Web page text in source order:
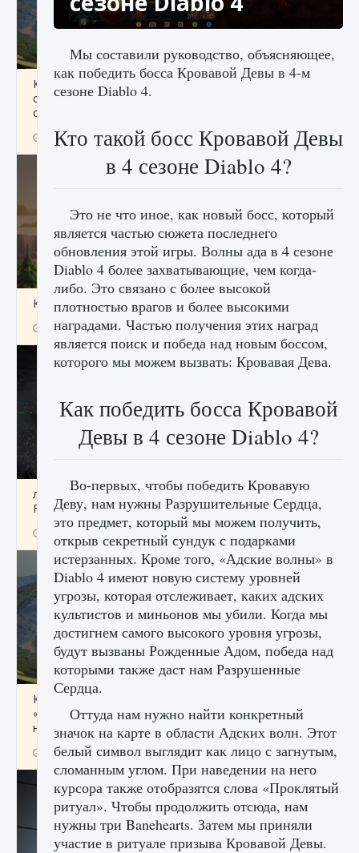
Как исправить ошибку Palworld «Идет
сохранение мира — Невозможно начать
сохранение данных мира»
9 августа 2024 2 511 0 0
Как заработать медали лиги Clash of Clans
9 августа 2024 2 599 0 1
лицензии, лиги, команды и стадионы в EA
FC 25
9 августа 2024
Как исправить ошибку Palworld EPalworld
«Идет сохранение мира — Невозможно
начать сохранение данных мира»
9 августа 2024 2 711 0 0
Мы составили руководство, объясняющее,
как победить босса Кровавой Девы в 4-м
сезоне Diablo 4.
Кто такой босс Кровавой Девы
в 4 сезоне Diablo 4?
Это не что иное, как новый босс, который
является частью сюжета последнего
обновления этой игры. Волны ада в 4 сезоне
Diablo 4 более захватывающие, чем когда-
либо. Это связано с более высокой
плотностью врагов и более высокими
наградами. Частью получения этих наград
является поиск и победа над новым боссом,
которого мы можем вызвать: Кровавая Дева.
Как победить босса Кровавой
Девы в 4 сезоне Diablo 4?
Во-первых, чтобы победить Кровавую
Деву, нам нужны Разрушительные Сердца,
это предмет, который мы можем получить,
открыв секретный сундук с подарками
истерзанных. Кроме того, «Адские волны» в
Diablo 4 имеют новую систему уровней
угрозы, которая отслеживает, каких адских
культистов и миньонов мы убили. Когда мы
достигнем самого высокого уровня угрозы,
будут вызваны Рожденные Адом, победа над
которыми также даст нам Разрушенные
Сердца.
Оттуда нам нужно найти конкретный
значок на карте в области Адских волн. Этот
белый символ выглядит как лицо с загнутым,
сломанным углом. При наведении на него
курсора также отобразятся слова «Проклятый
ритуал». Чтобы продолжить отсюда, нам
нужны три Banehearts. Затем мы приняли
участие в ритуале призыва Кровавой Девы.